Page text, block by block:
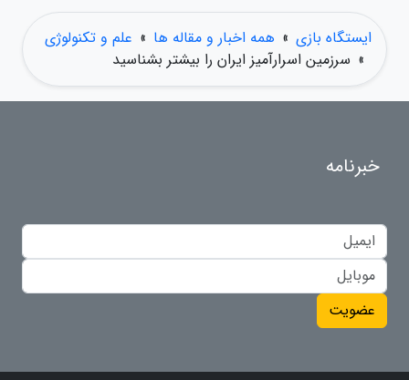
ایستگاه بازی » همه اخبار و مقاله ها » علم و تکنولوژی
» سرزمین اسرارآمیز ایران را بیشتر بشناسید
خبرنامه
عضویت